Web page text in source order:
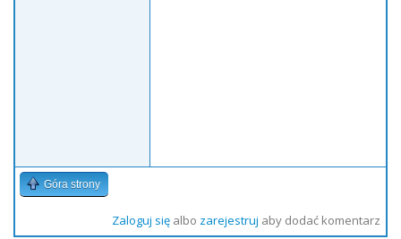
Góra strony
Zaloguj sięalbo zarejestruj aby dodać komentarz